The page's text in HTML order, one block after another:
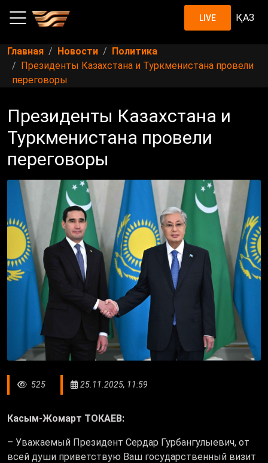
LIVE ҚАЗ
Главная Новости
Политика
Президенты Казахстана и Туркменистана провели
переговоры
Президенты Казахстана и
Туркменистана провели
переговоры
525 25.11.2025, 11:59
Касым-Жомарт ТОКАЕВ:
– Уважаемый Президент Сердар Гурбангулыевич, от
всей души приветствую Ваш государственный визит